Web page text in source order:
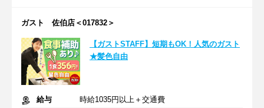
ガスト 佐伯店＜017832＞
【ガストSTAFF】短期もOK！人気のガスト
★髪色自由
給与
時給1035円以上＋交通費